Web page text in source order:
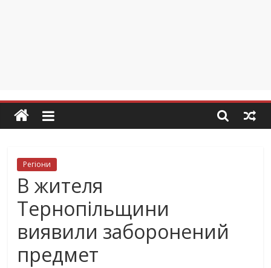
Регіони
В жителя
Тернопільщини
виявили заборонений
предмет